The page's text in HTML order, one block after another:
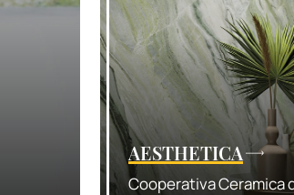
AESTHETICA
Cooperativa Ceramica